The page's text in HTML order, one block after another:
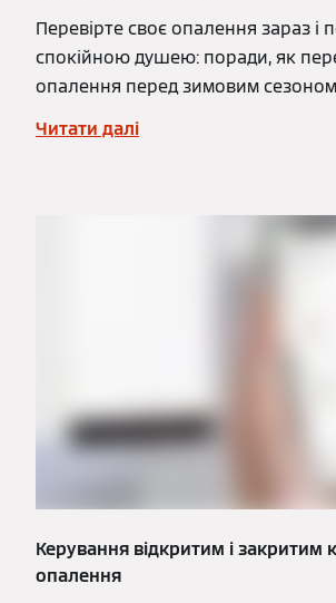
Перевірте своє опалення зараз і
спокійною душею: поради, як
опалення перед зимовим
Читати далі
Керування відкритим і закритим
опалення